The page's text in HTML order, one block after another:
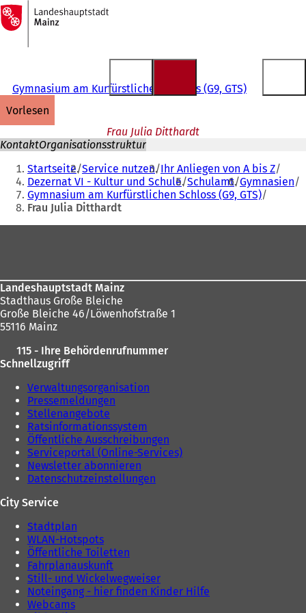
Inhalt anspringen
Zur
Startseite
Gymnasium am Kurfürstlichen Schloss (G9, GTS)
vorlesen
Frau Julia Ditthardt
KontaktOrganisationsstruktur
Sie
befinden
sich
Startseite Service nutzen Ihr Anliegen von A bis Z
Dezernat VI - Kultur und Schule Schulamt Gymnasien
Gymnasium am Kurfürstlichen Schloss (G9, GTS)
Frau Julia Ditthardt
Landeshauptstadt Mainz
Stadthaus Große Bleiche
Große Bleiche 46/Löwenhofstraße 1
55116 Mainz
115 - Ihre Behördenrufnummer
Schnellzugriff
Verwaltungsorganisation
Pressemeldungen
Stellenangebote
Ratsinformationssystem
Öffentliche Ausschreibungen
Serviceportal (Online-Services)
Newsletter abonnieren
Datenschutzeinstellungen
City Service
Stadtplan
WLAN-Hotspots
Öffentliche Toiletten
Fahrplanauskunft
Still- und Wickelwegweiser
Noteingang - hier finden Kinder Hilfe
Webcams